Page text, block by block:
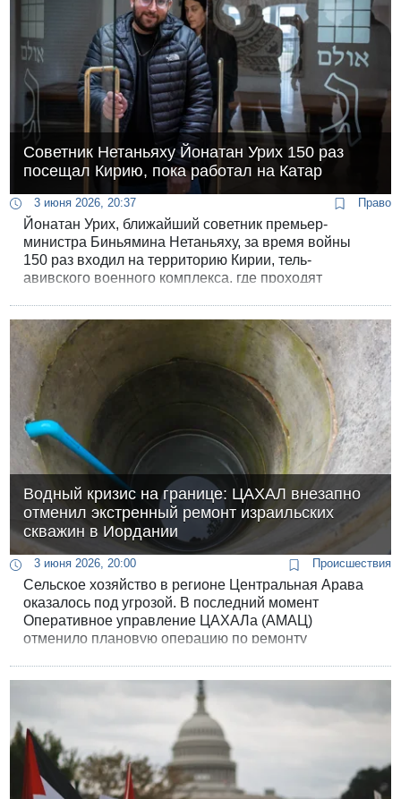
Советник Нетаньяху Йонатан Урих 150 раз
посещал Кирию, пока работал на Катар
3 июня 2026, 20:37 Право
Йонатан Урих, ближайший советник премьер-
министра Биньямина Нетаньяху, за время войны
150 раз входил на территорию Кирии, тель-
авивского военного комплекса, где проходят
Водный кризис на границе: ЦАХАЛ внезапно
отменил экстренный ремонт израильских
скважин в Иордании
3 июня 2026, 20:00 Происшествия
Сельское хозяйство в регионе Центральная Арава
оказалось под угрозой. В последний момент
Оперативное управление ЦАХАЛа (АМАЦ)
отменило плановую операцию по ремонту
принадлежащих Израилю. Это решение вызвало
жесткую критику и возмущение со стороны местных
властей и фермеров, которые назвали действия
военных «ударом в спину» приграничным
поселениям.